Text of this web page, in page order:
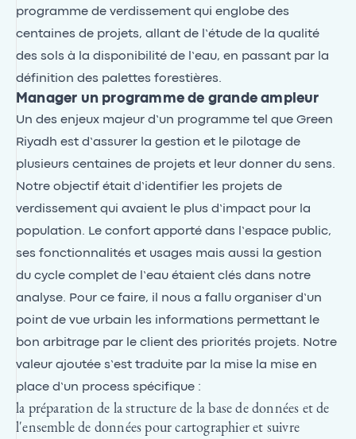
programme de verdissement qui englobe des
centaines de projets, allant de l’étude de la qualité
des sols à la disponibilité de l’eau, en passant par la
définition des palettes forestières.
Manager un programme de grande ampleur
Un des enjeux majeur d’un programme tel que Green
Riyadh est d’assurer la gestion et le pilotage de
plusieurs centaines de projets et leur donner du sens.
Notre objectif était d’identifier les projets de
verdissement qui avaient le plus d’impact pour la
population. Le confort apporté dans l’espace public,
ses fonctionnalités et usages mais aussi la gestion
du cycle complet de l’eau étaient clés dans notre
analyse. Pour ce faire, il nous a fallu organiser d’un
point de vue urbain les informations permettant le
bon arbitrage par le client des priorités projets. Notre
valeur ajoutée s’est traduite par la mise la mise en
place d’un process spécifique :
la préparation de la structure de la base de données et de
l'ensemble de données pour cartographier et suivre